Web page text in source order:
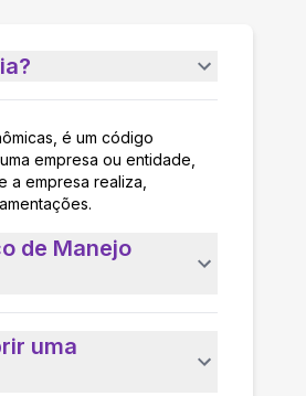
é um código
empresa ou entidade,
empresa realiza,
de Manejo
uma